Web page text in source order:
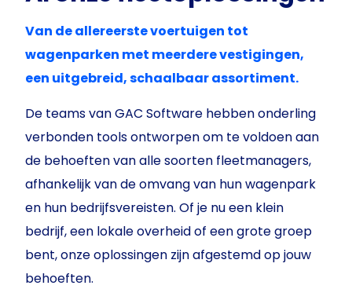
Van de allereerste voertuigen tot
wagenparken met meerdere vestigingen,
een uitgebreid, schaalbaar assortiment.
De teams van GAC Software hebben onderling
verbonden tools ontworpen om te voldoen aan
de behoeften van alle soorten fleetmanagers,
afhankelijk van de omvang van hun wagenpark
en hun bedrijfsvereisten. Of je nu een klein
bedrijf, een lokale overheid of een grote groep
bent, onze oplossingen zijn afgestemd op jouw
behoeften.